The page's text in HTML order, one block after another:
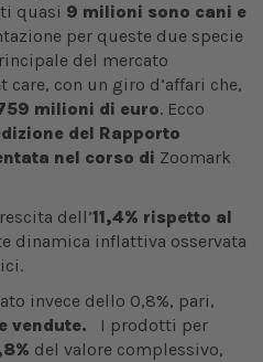
quasi 9 milioni sono cani e
per queste due specie
del mercato
care, con un giro d’affari che,
milioni di euro. Ecco
del Rapporto
nel corso di Zoomark
dell’11,4% rispetto al
dinamica inflattiva osservata
invece dello 0,8%, pari,
vendute.
I prodotti per
del valore complessivo,